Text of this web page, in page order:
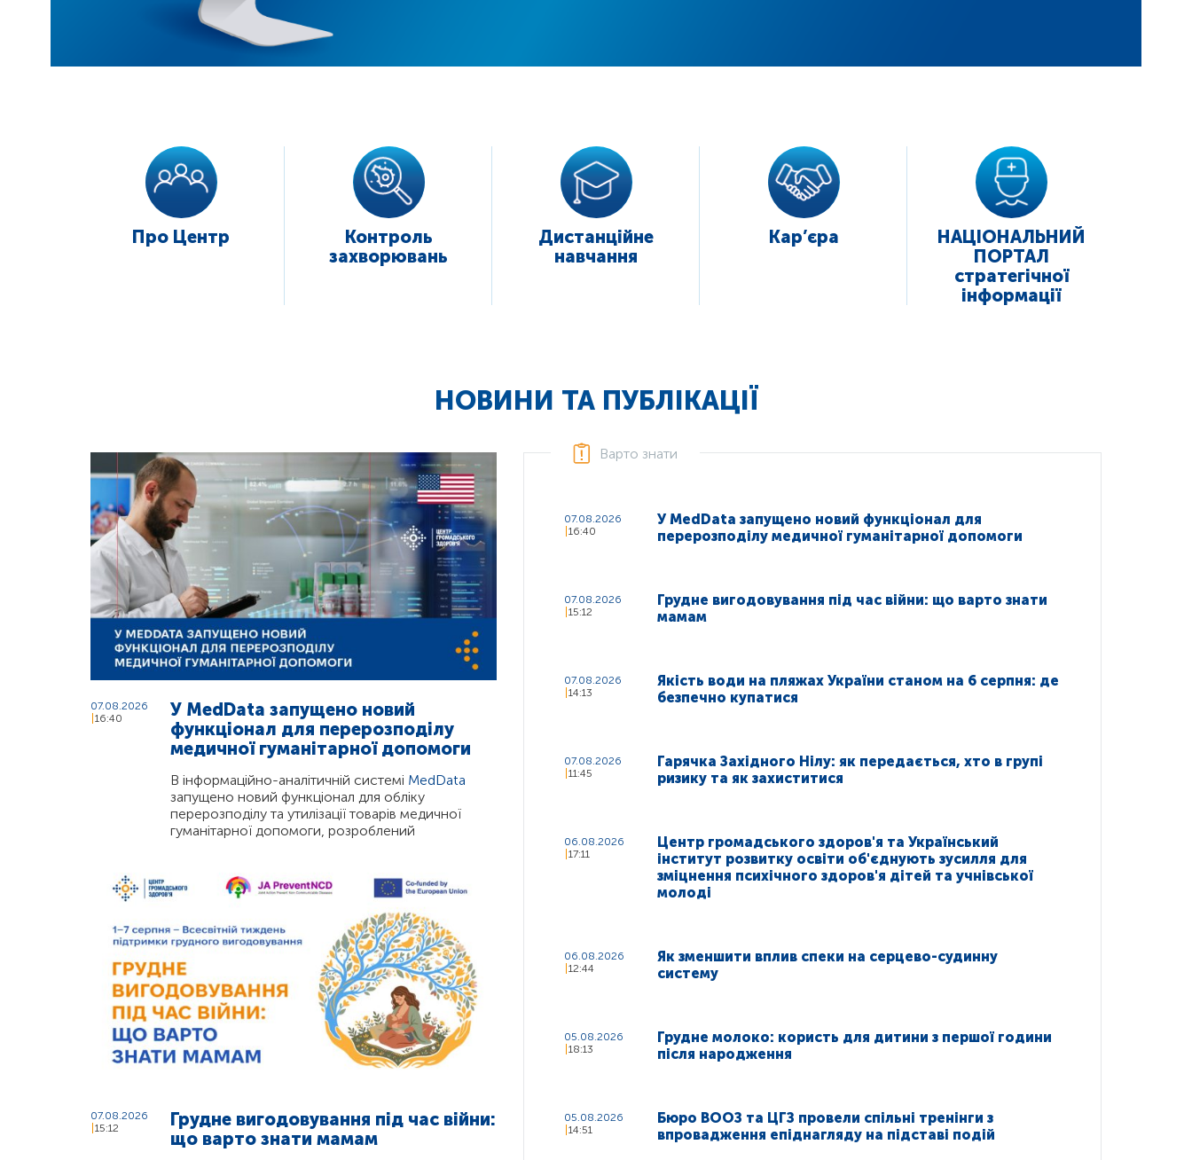
Про Центр
Контроль
захворювань
Дистанційне
навчання
Кар’єра
НАЦІОНАЛЬНИЙ
ПОРТАЛ
стратегічної
інформації
НОВИНИ ТА ПУБЛІКАЦІЇ
07.08.2026
16:40
У MedData запущено новий
функціонал для перерозподілу
медичної гуманітарної допомоги
В інформаційно-аналітичній системі MedData
запущено новий функціонал для обліку
перерозподілу та утилізації товарів медичної
гуманітарної допомоги, розроблений
07.08.2026
15:12
Грудне вигодовування під час війни:
що варто знати мамам
Варто знати
07.08.2026
16:40
У MedData запущено новий функціонал для
перерозподілу медичної гуманітарної допомоги
07.08.2026
15:12
Грудне вигодовування під час війни: що варто знати
мамам
07.08.2026
14:13
Якість води на пляжах України станом на 6 серпня: де
безпечно купатися
07.08.2026
11:45
Гарячка Західного Нілу: як передається, хто в групі
ризику та як захиститися
06.08.2026
17:11
Центр громадського здоров'я та Український
інститут розвитку освіти об'єднують зусилля для
зміцнення психічного здоров'я дітей та учнівської
молоді
06.08.2026
12:44
Як зменшити вплив спеки на серцево-судинну
систему
05.08.2026
18:13
Грудне молоко: користь для дитини з першої години
після народження
05.08.2026
14:51
Бюро ВООЗ та ЦГЗ провели спільні тренінги з
впровадження епіднагляду на підставі подій